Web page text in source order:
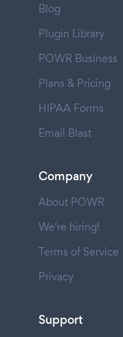
Blog
Plugin Library
POWR Business
Plans & Pricing
HIPAA Forms
Email Blast
Company
About POWR
We're hiring!
Terms of Service
Privacy
Support